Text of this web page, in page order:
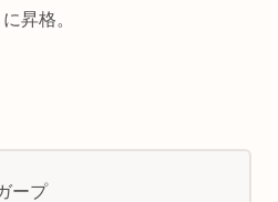
昇格。
ープ